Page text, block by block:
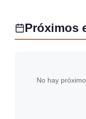
Próximos
No hay